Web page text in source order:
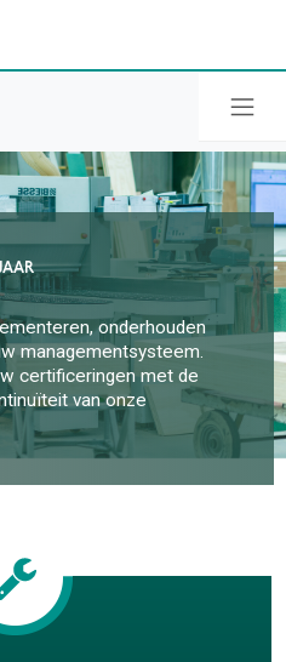
onderhouden
managementsysteem.
certificeringen met de
van onze